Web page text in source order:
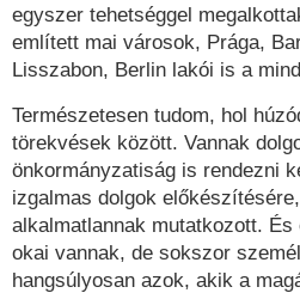
egyszer tehetséggel
említett mai városok, Prága,
Lisszabon, Berlin lakói is a
Természetesen tudom, hol
törekvések között. Vannak
önkormányzatiság is rendezni
izgalmas dolgok
alkalmatlannak mutatkozott.
okai vannak, de sokszor
hangsúlyosan azok, akik a